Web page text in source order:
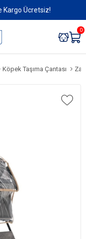
Kargo Ücretsiz!
0
Köpek Taşıma Çantası